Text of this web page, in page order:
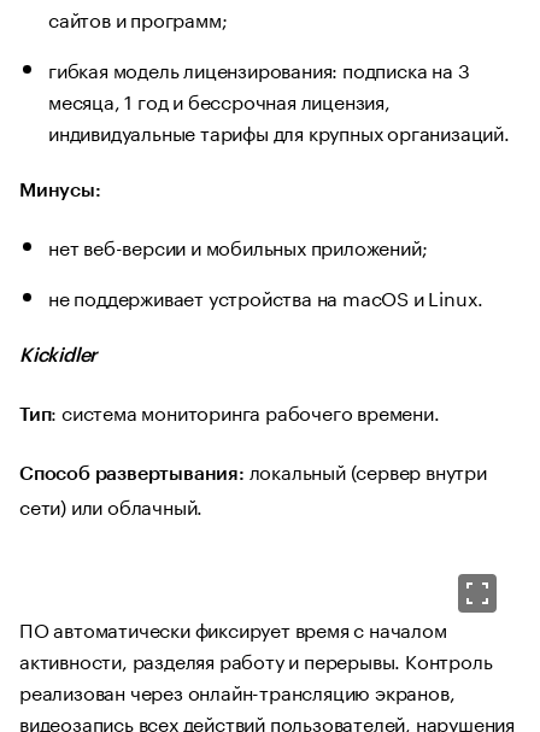
сайтов и программ;
гибкая модель лицензирования: подписка на 3
месяца, 1 год и бессрочная лицензия,
индивидуальные тарифы для крупных организаций.
Минусы:
нет веб-версии и мобильных приложений;
не поддерживает устройства на macOS и Linux.
Kickidler
Тип: система мониторинга рабочего времени.
Способ развертывания: локальный (сервер внутри
сети) или облачный.
ПО автоматически фиксирует время с началом
активности, разделяя работу и перерывы. Контроль
реализован через онлайн-трансляцию экранов,
видеозапись всех действий пользователей, нарушения